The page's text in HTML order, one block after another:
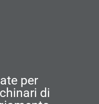
per
di